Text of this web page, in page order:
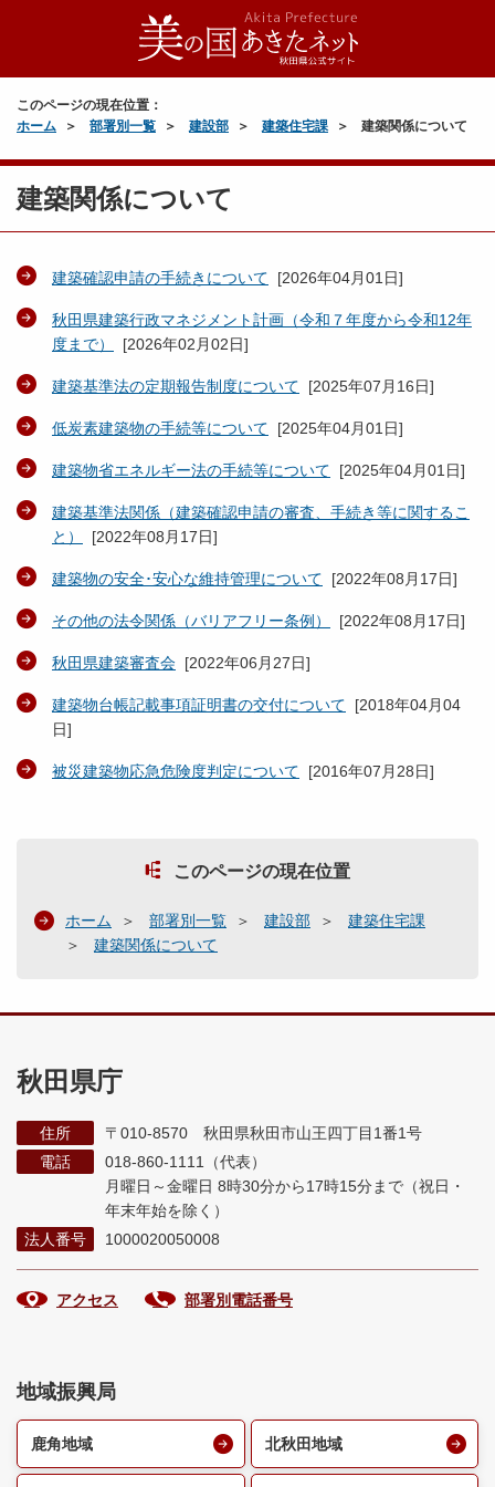
このページの現在位置：
ホーム
部署別一覧 建設部 建築住宅課 建築関係について
建築関係について
建築確認申請の手続きについて [2026年04月01日]
秋田県建築行政マネジメント計画（令和７年度から令和12年
度まで）
[2026年02月02日]
建築基準法の定期報告制度について [2025年07月16日]
低炭素建築物の手続等について [2025年04月01日]
建築物省エネルギー法の手続等について [2025年04月01日]
建築基準法関係（建築確認申請の審査、手続き等に関するこ
と）
[2022年08月17日]
建築物の安全･安心な維持管理について [2022年08月17日]
その他の法令関係（バリアフリー条例） [2022年08月17日]
秋田県建築審査会 [2022年06月27日]
建築物台帳記載事項証明書の交付について [2018年04月04
日]
被災建築物応急危険度判定について [2016年07月28日]
このページの現在位置
ホーム 部署別一覧 建設部
建築住宅課
建築関係について
秋田県庁
住所
〒010-8570 秋田県秋田市山王四丁目1番1号
電話
018-860-1111（代表）
月曜日～金曜日 8時30分から17時15分まで （祝日・
年末年始を除く）
法人番号
1000020050008
アクセス 部署別電話番号
地域振興局
鹿角地域 北秋田地域